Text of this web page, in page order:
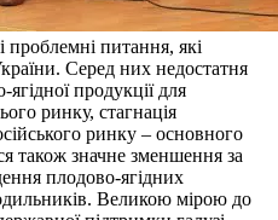
проблемні питання, які
Серед них недостатня
продукції для
ринку, стагнація
ринку – основного
також значне зменшення за
плодово-ягідних
Великою мірою до